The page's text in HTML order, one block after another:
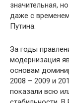
значительная,
даже с
Путина.
За годы
модернизация
основам
2008 – 2009 и
показали всю